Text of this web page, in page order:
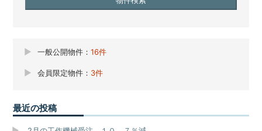
一般公開物件： 16件
会員限定物件： 3件
最近の投稿